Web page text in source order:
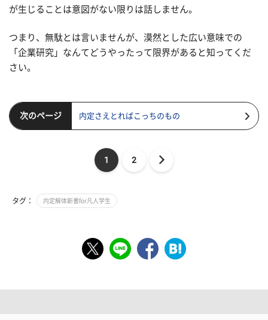
が生じることは意図がない限りは話しません。
つまり、無駄とは言いませんが、漠然とした広い意味での
「企業研究」なんてどうやったって限界があると知ってくだ
さい。
次のページ 内定さえとればこっちのもの
1 2
タグ： 内定解体新書for凡人学生